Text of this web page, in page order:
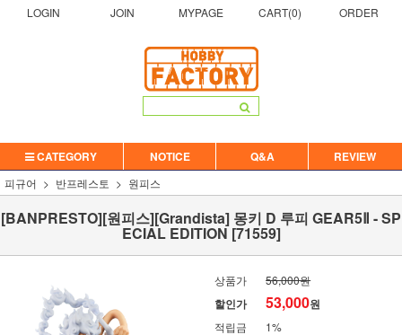
LOGIN JOIN MYPAGE CART(0) ORDER
CATEGORY NOTICE Q&A REVIEW
피규어 반프레스토 원피스
[BANPRESTO][원피스][Grandista] 몽키 D 루피 GEAR5Ⅱ - SP
ECIAL EDITION [71559]
상품가 56,000원
할인가 53,000원
적립금
1%